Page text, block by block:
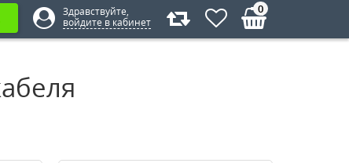
Здравствуйте,
войдите в кабинет
0